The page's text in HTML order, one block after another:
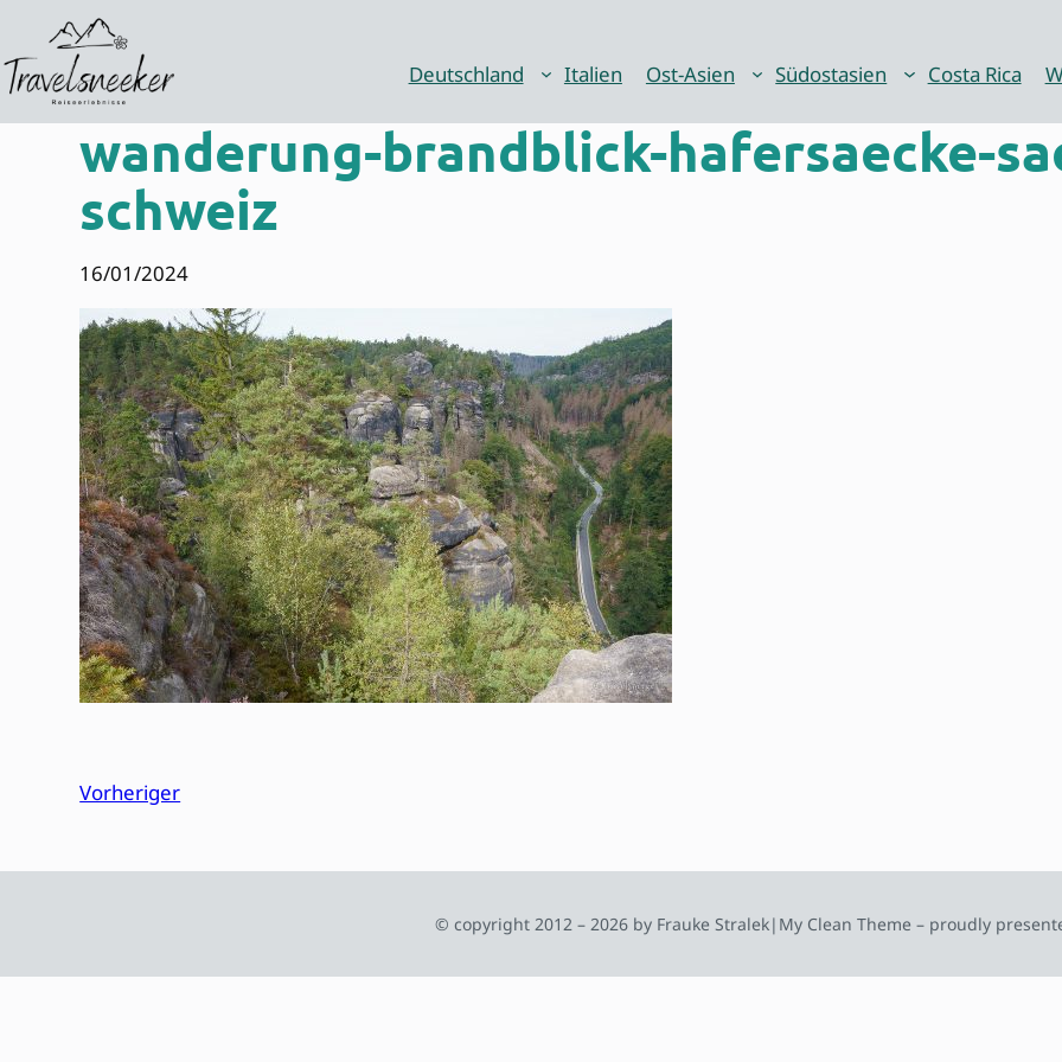
Inhalt
springen
Deutschland Italien Ost-Asien Südostasien Costa Rica
wanderung-brandblick-hafersaecke-
schweiz
16/01/2024
Vorheriger
© copyright 2012 – 2026 by Frauke Stralek| My Clean Theme – proudly